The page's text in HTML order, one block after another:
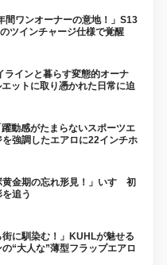
間ワンオーナーの意地！」S13
ツインチャージ仕様で覚醒
ラインと暮らす変態的オーナ
ットに取り憑かれた日常に迫
動感がたまらないスポーツエ
強調したエアロに22インチホ
黄金期の忘れ形見！」いすゞ初
追う
街に馴染む！」KUHLが魅せる
“大人な”薄型フラップエアロ